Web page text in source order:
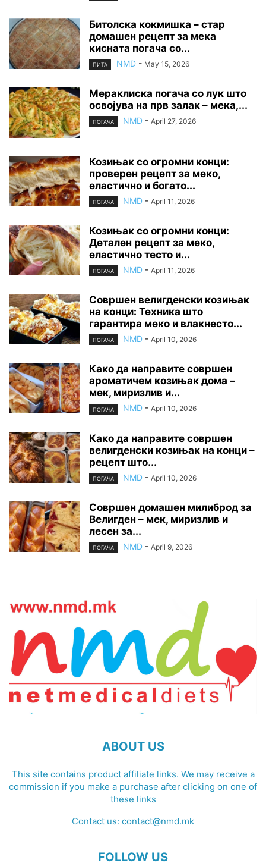
Битолска кокмишка – стар
домашен рецепт за мека
кисната погача со...
ПИТА NMD - May 15, 2026
Мераклиска погача со лук што
освојува на прв залак – мека,...
ПОГАЧА NMD - April 27, 2026
Козињак со огромни конци:
проверен рецепт за меко,
еластично и богато...
ПОГАЧА NMD - April 11, 2026
Козињак со огромни конци:
Детален рецепт за меко,
еластично тесто и...
ПОГАЧА NMD - April 11, 2026
Совршен велигденски козињак
на конци: Техника што
гарантира меко и влакнесто...
ПОГАЧА NMD - April 10, 2026
Како да направите совршен
ароматичем козињак дома –
мек, миризлив и...
ПОГАЧА NMD - April 10, 2026
Како да направите совршен
велигденски козињак на конци –
рецепт што...
ПОГАЧА NMD - April 10, 2026
Совршен домашен милиброд за
Велигден – мек, миризлив и
лесен за...
ПОГАЧА NMD - April 9, 2026
ABOUT US
This site contains product affiliate links. We may receive a
commission if you make a purchase after clicking on one of
these links
Contact us: contact@nmd.mk
FOLLOW US